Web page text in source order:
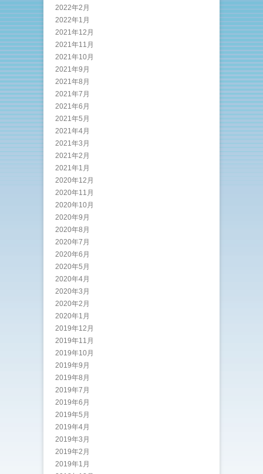
2022年2月
2022年1月
2021年12月
2021年11月
2021年10月
2021年9月
2021年8月
2021年7月
2021年6月
2021年5月
2021年4月
2021年3月
2021年2月
2021年1月
2020年12月
2020年11月
2020年10月
2020年9月
2020年8月
2020年7月
2020年6月
2020年5月
2020年4月
2020年3月
2020年2月
2020年1月
2019年12月
2019年11月
2019年10月
2019年9月
2019年8月
2019年7月
2019年6月
2019年5月
2019年4月
2019年3月
2019年2月
2019年1月